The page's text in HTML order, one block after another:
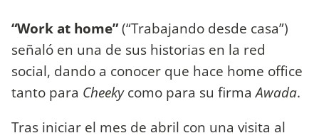
“Work at home”(“Trabajando desde casa”)
señaló en una de sus historias en la red
social, dando a conocer que hace home office
tanto para Cheekycomo para su firmaAwada.
Tras iniciar el mes de abril con una visita al